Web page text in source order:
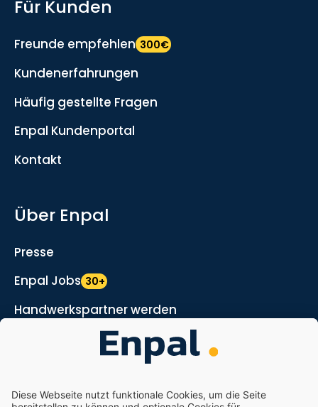
Für Kunden
Freunde empfehlen 300€
Kundenerfahrungen
Häufig gestellte Fragen
Enpal Kundenportal
Kontakt
Über Enpal
Presse
Enpal Jobs 30+
Handwerkspartner werden
Marketing- und Vertriebspartner werden
Enpal.pro